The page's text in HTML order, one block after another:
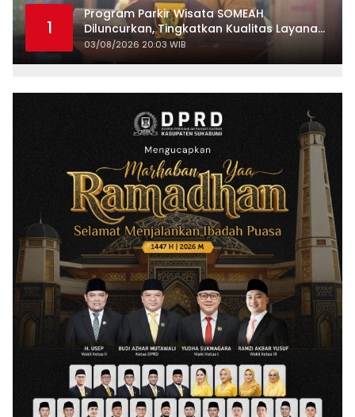
1
Program Parkir Wisata SOMEAH
Diluncurkan, Tingkatkan Kualitas Layanan
Kepariwisataan
03/08/2026 20:03 WIB